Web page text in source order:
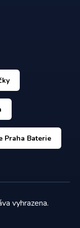
Praha Baterie
vyhrazena.